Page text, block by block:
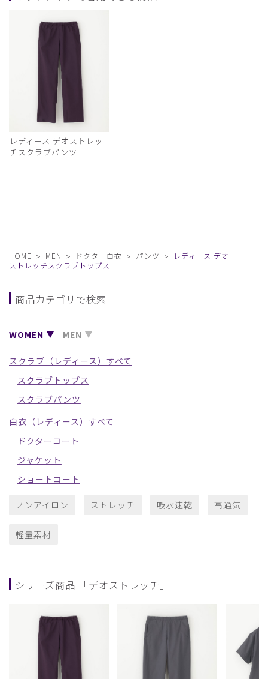
レディース:デオストレッ
チスクラブパンツ
HOME MEN ドクター白衣 パンツ
レディース:デオ
ストレッチスクラブトップス
商品カテゴリで検索
WOMEN MEN
スクラブ（レディース）すべて
スクラブトップス
スクラブパンツ
白衣（レディース）すべて
ドクターコート
ジャケット
ショートコート
ノンアイロン ストレッチ 吸水速乾 高通気
軽量素材
シリーズ商品 「デオストレッチ」